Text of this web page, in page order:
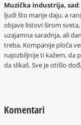
Muzička industrija, sad
ljudi što manje daju, a
objave listovi širom
uzajamna saradnja, ali
treba. Kompanije ploča
najozbiljnije ti kažem, da
da slikaš. Sve je otišlo
Komentari